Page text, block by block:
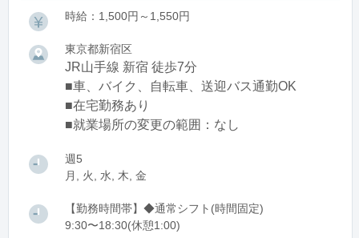
時給：1,500円～1,550円
東京都新宿区
JR山手線 新宿 徒歩7分
■車、バイク、自転車、送迎バス通勤OK
■在宅勤務あり
■就業場所の変更の範囲：なし
週5
月, 火, 水, 木, 金
【勤務時間帯】◆通常シフト(時間固定)
9:30〜18:30(休憩1:00)